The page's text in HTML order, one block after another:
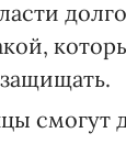
смогут